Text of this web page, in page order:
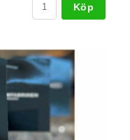
Köp